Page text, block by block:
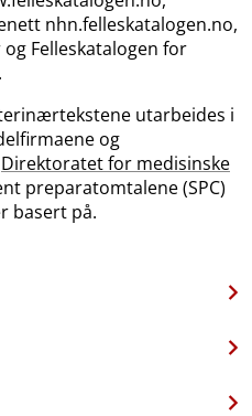
nhn.felleskatalogen.no,
Felleskatalogen for
utarbeides i
og
Direktoratet for medisinske
preparatomtalene (SPC)
basert på.